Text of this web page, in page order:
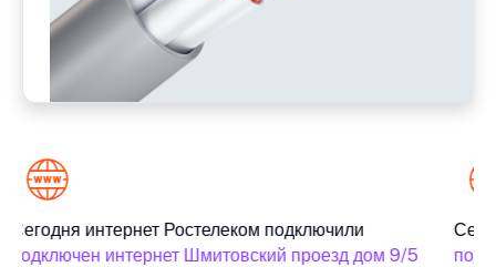
Сегодня интернет Ростелеком подключили
подключен интернет Шмитовский проезд дом 9/5